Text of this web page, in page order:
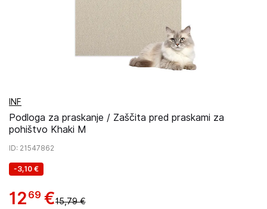
INF
Podloga za praskanje / Zaščita pred praskami za
pohištvo Khaki M
ID: 21547862
-3,10 €
12 69 €15,79 €